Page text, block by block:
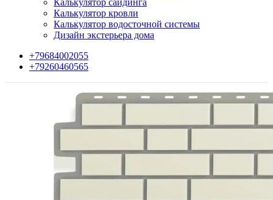
Калькулятор сайдинга
Калькулятор кровли
Калькулятор водосточной системы
Дизайн экстерьера дома
+79684002055
+79260460565